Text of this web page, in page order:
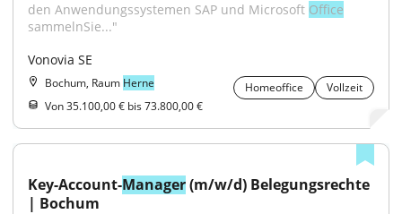
den Anwendungssystemen SAP und Microsoft Office
sammelnSie..."
Vonovia SE
Bochum, Raum Herne Homeoffice
Vollzeit
Von 35.100,00 € bis 73.800,00 €
Key-Account-Manager (m/w/d) Belegungsrechte
| Bochum